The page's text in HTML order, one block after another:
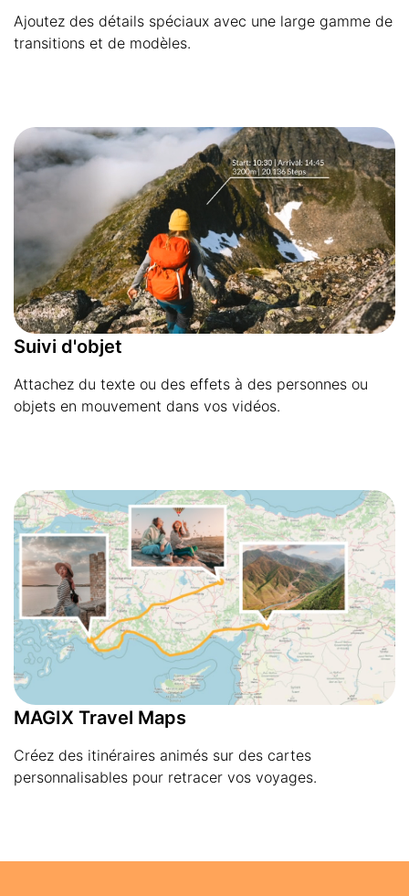
Ajoutez des détails spéciaux avec une large gamme de
transitions et de modèles.
Suivi d'objet
Attachez du texte ou des effets à des personnes ou
objets en mouvement dans vos vidéos.
MAGIX Travel Maps
Créez des itinéraires animés sur des cartes
personnalisables pour retracer vos voyages.